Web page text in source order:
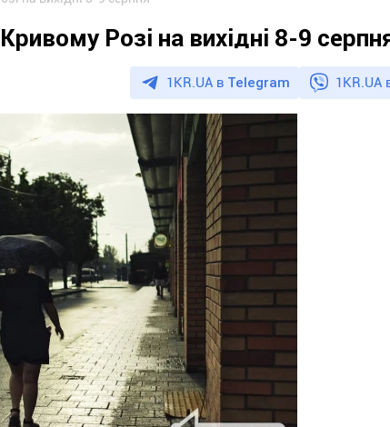
Розі на вихідні 8-9
1KR.UA в Telegram 1KR.UA